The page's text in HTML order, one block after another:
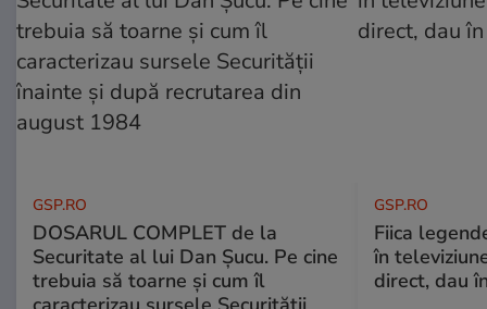
GSP.RO
DOSARUL COMPLET de la
Securitate al lui Dan Șucu. Pe cine
trebuia să toarne și cum îl
GSP.RO
Fiica
în
direct, dau